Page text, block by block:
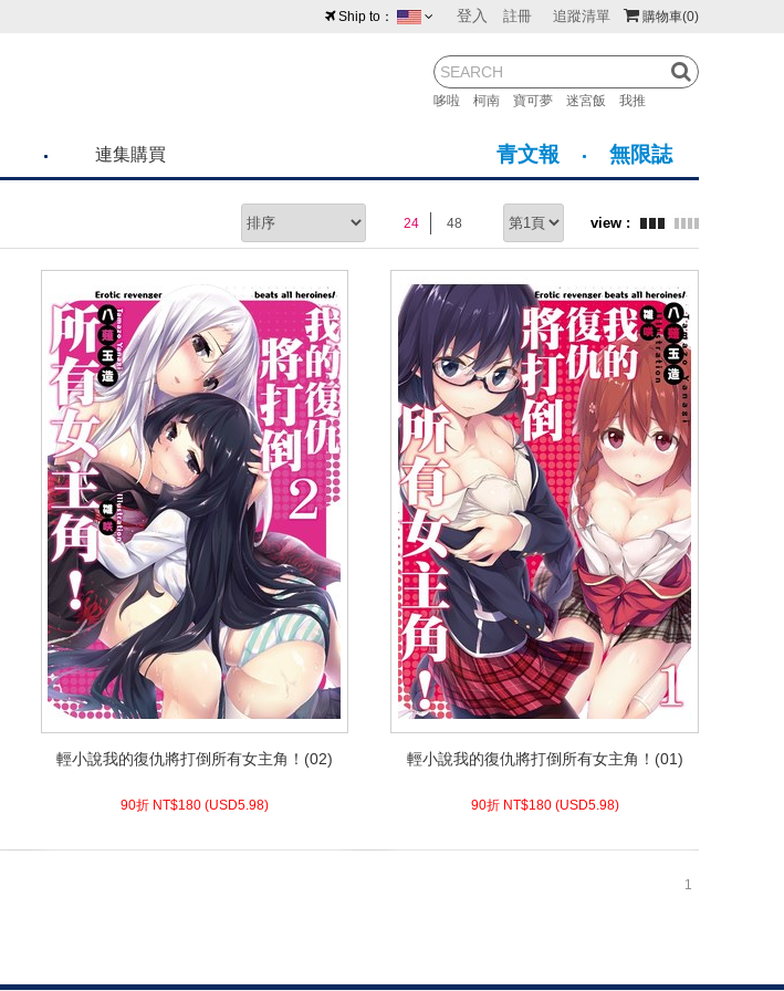
購物車(0)
登入 註冊 追蹤清單
哆啦 柯南 寶可夢 迷宮飯 我推
Ship to：
紐西蘭 馬來西亞
韓國
菲律賓
連集購買 青文報 無限誌
24 48
輕小說我的復仇將打倒所有女主角！(02)
90折 NT$180 (USD5.98)
輕小說我的復仇將打倒所有女主角！(01)
90折 NT$180(USD5.98)
1